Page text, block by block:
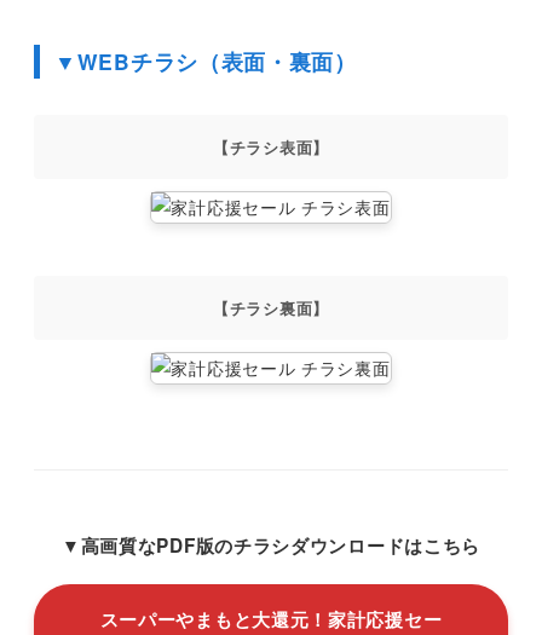
▼WEBチラシ（表面・裏面）
【チラシ表面】
【チラシ裏面】
▼高画質なPDF版のチラシダウンロードはこちら
スーパーやまもと大還元！家計応援セー